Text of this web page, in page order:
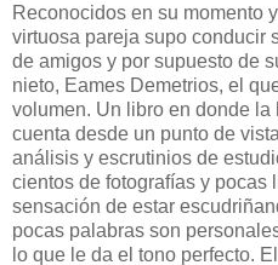
Reconocidos en su momento
virtuosa pareja supo conducir
de amigos y por supuesto de
nieto, Eames Demetrios, el
volumen. Un libro en donde
cuenta desde un punto de
análisis y escrutinios de
cientos de fotografías y pocas
sensación de estar
pocas palabras son
lo que le da el tono perfecto.